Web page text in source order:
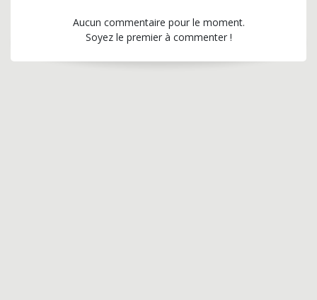
Aucun commentaire pour le moment.
Soyez le premier à commenter !